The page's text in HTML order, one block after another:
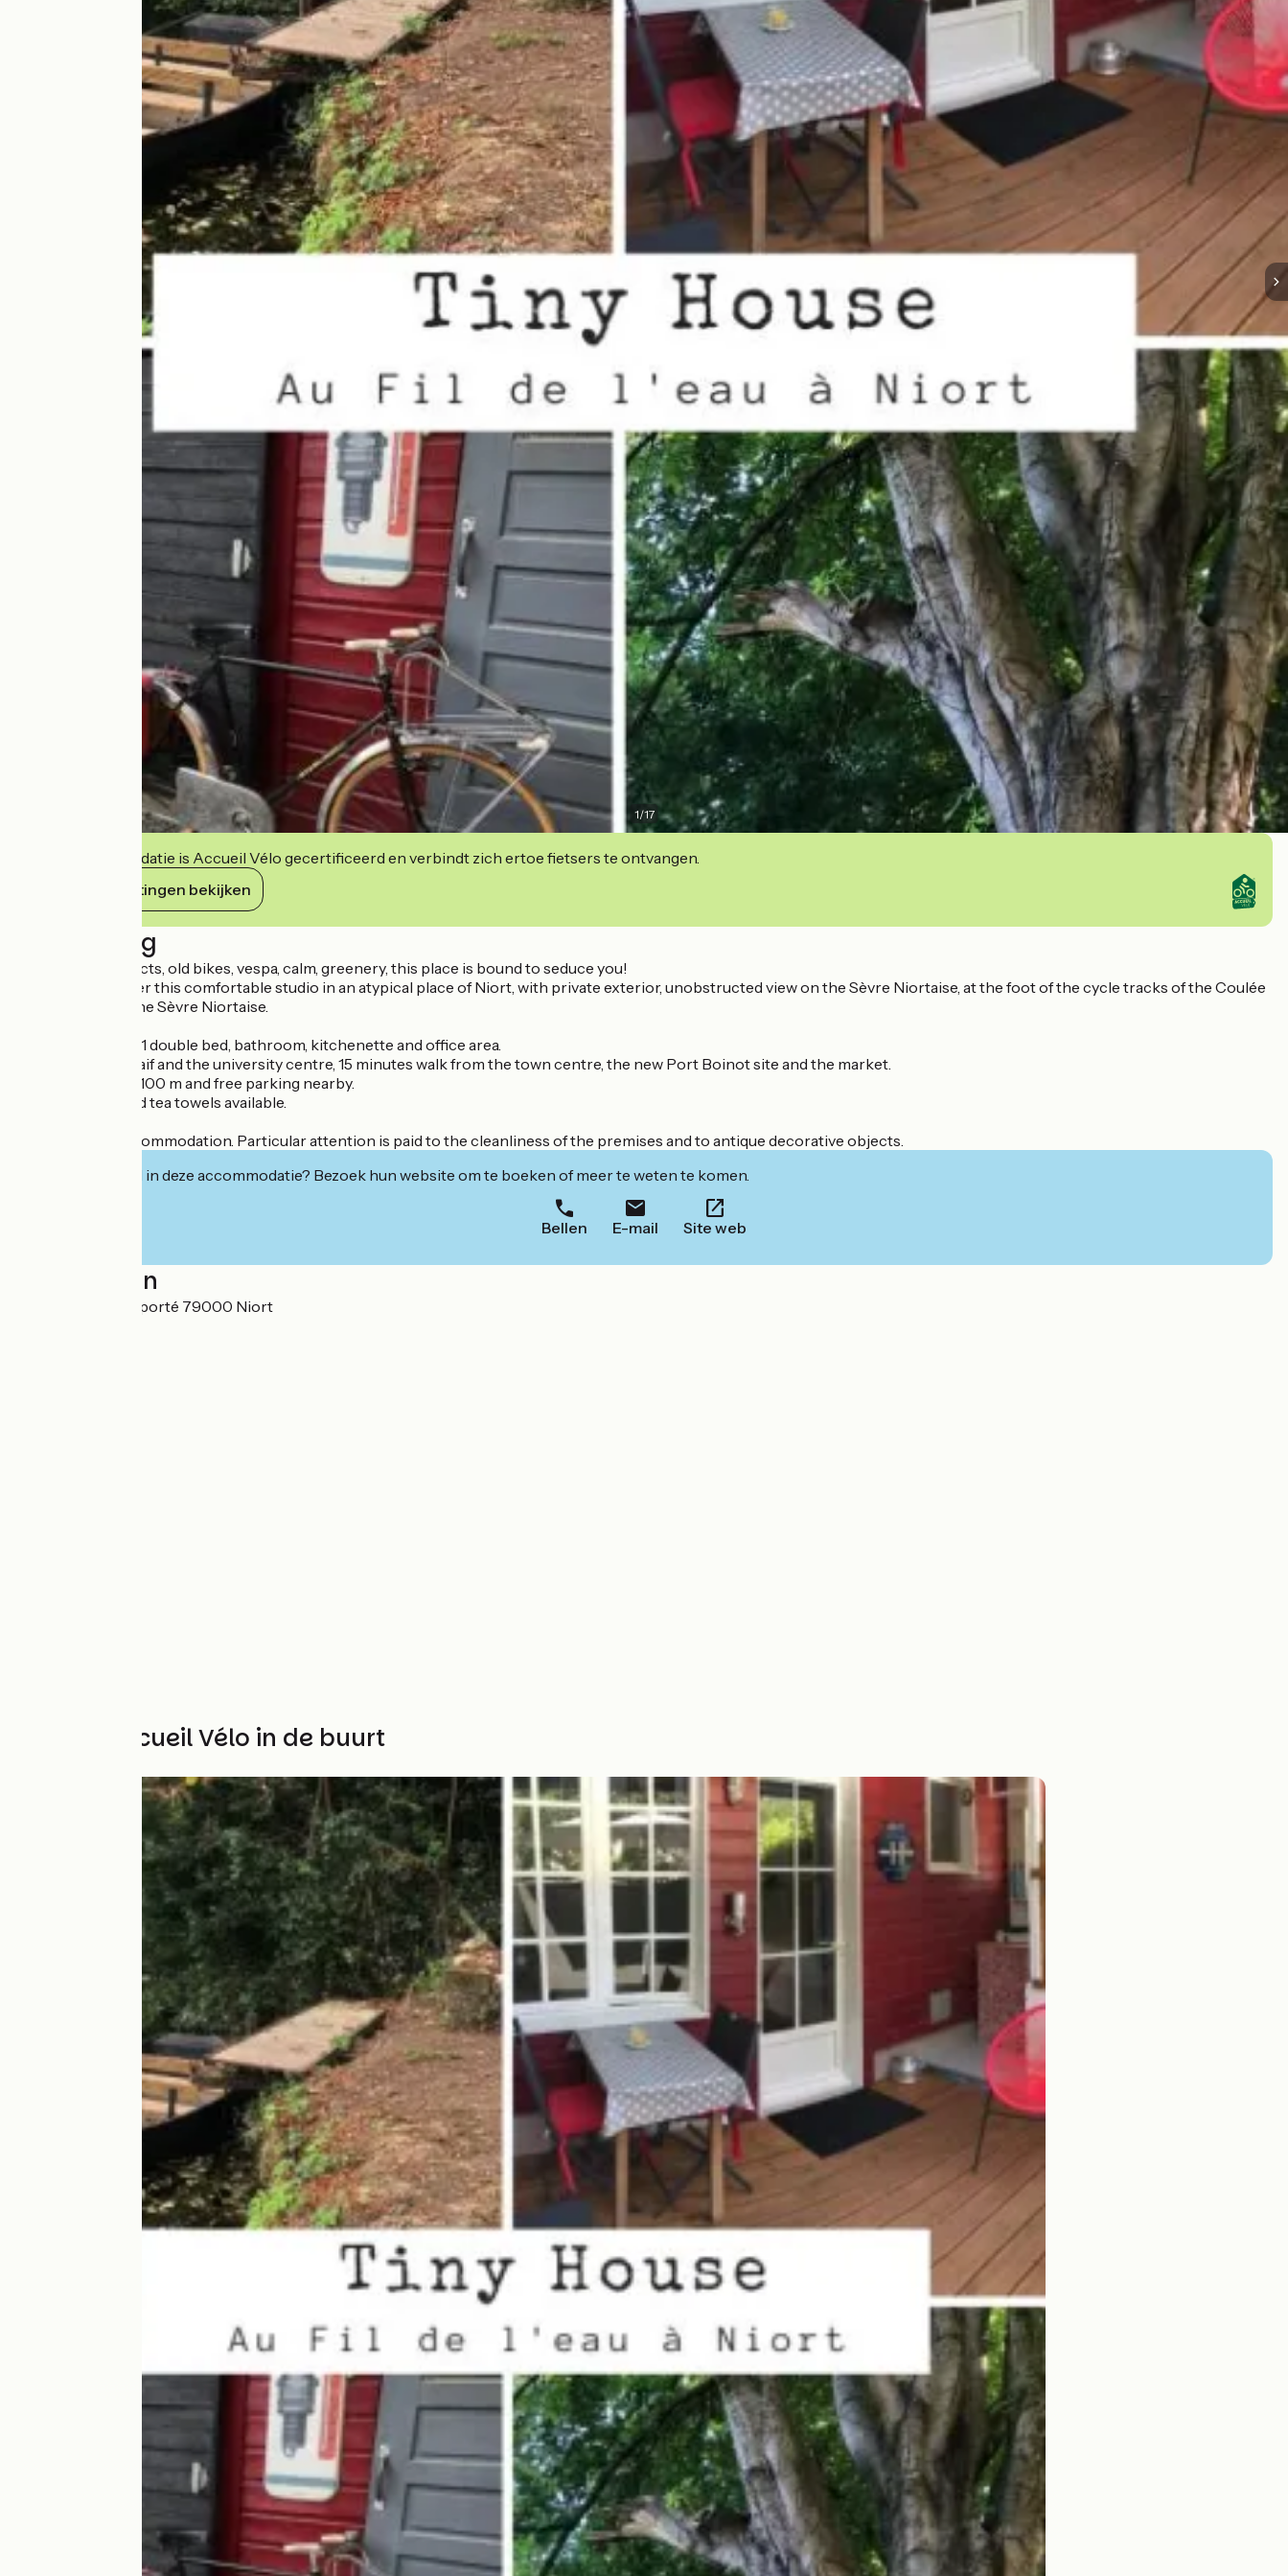
1/17
Deze accommodatie is Accueil Vélo gecertificeerd en verbindt zich ertoe fietsers te ontvangen.
Haar verplichtingen bekijken
Beschrijving
If you like old objects, old bikes, vespa, calm, greenery, this place is bound to seduce you!
Come and discover this comfortable studio in an atypical place of Niort, with private exterior, unobstructed view on the Sèvre Niortaise, at the foot of the cycle tracks of the Coulée
Verte, access to the Sèvre Niortaise.
Accommodation: 1 double bed, bathroom, kitchenette and office area.
5 minutes from Maif and the university centre, 15 minutes walk from the town centre, the new Port Boinot site and the market.
Bus stop (free) at 100 m and free parking nearby.
Sheets, towels and tea towels available.
Non-smoking accommodation. Particular attention is paid to the cleanliness of the premises and to antique decorative objects.
Geïnteresseerd in deze accommodatie? Bezoek hun website om te boeken of meer te weten te komen.
Bellen E-mail Site web
Localisation
18 bis rue du Comporté 79000 Niort
Andere Accueil Vélo in de buurt